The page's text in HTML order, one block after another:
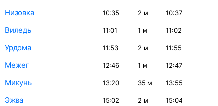
Низовка 10:35 2 м 10:37
Виледь 11:01 1 м 11:02
Урдома 11:53 2 м 11:55
Межег 12:46 1 м 12:47
Микунь 13:20 35 м 13:55
Эжва 15:02 2 м 15:04